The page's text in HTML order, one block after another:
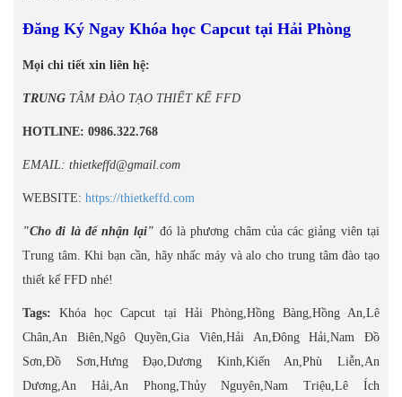
Đăng Ký Ngay Khóa học Capcut tại Hải Phòng
Mọi chi tiết xin liên hệ:
TRUNG TÂM ĐÀO TẠO THIẾT KẾ FFD
HOTLINE: 0986.322.768
EMAIL: thietkeffd@gmail.com
WEBSITE: https://thietkeffd.com
"Cho đi là để nhận lại" đó là phương châm của các giảng viên tại
Trung tâm. Khi bạn cần, hãy nhấc máy và alo cho trung tâm đào tạo
thiết kế FFD nhé!
Tags:Khóa học Capcut tại Hải Phòng,Hồng Bàng,Hồng An,Lê
Chân,An Biên,Ngô Quyền,Gia Viên,Hải An,Đông Hải,Nam Đồ
Sơn,Đồ Sơn,Hưng Đạo,Dương Kinh,Kiến An,Phù Liễn,An
Dương,An Hải,An Phong,Thủy Nguyên,Nam Triệu,Lê Ích